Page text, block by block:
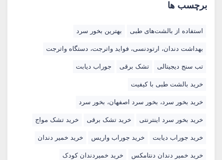
برچسب ها
استفاده از بالشت‌های طبی بهترین بخور سرد
بهداشت دندان، ارتودنسی، فواید واترجت، دستگاه واترجت
تب سنج دیجیتالی تشک برقی جوراب دیابت
خرید بالشت‌ طبی با کیفیت
خرید بخور سرد، بخور سرد اصفهان، بخور سرد
خرید بخور سرد اینترنتی خرید تشک برقی خرید تشک مواج
خرید جوراب دیابت خرید جوراب واریس خرید خمیر دندان
خرید خمیر دندان دنتامکس خرید خمیردندان کودک